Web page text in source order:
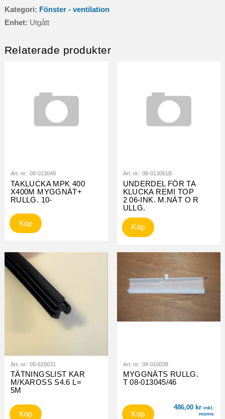
Kategori: Fönster - ventilation
Enhet: Utgått
Relaterade produkter
Art. nr.: 08-013049
TAKLUCKA MPK 400
X400M MYGGNÄT+
RULLG. 10-
Köp
Art. nr.: 08-013061B
UNDERDEL FÖR TA
KLUCKA REMI TOP
2 06-INK. M.NÄT O R
ULLG.
Köp
Art. nr.: 05-620031
TÄTNINGSLIST KAR
M/KAROSS S4.6 L=
5M
Köp
Art. nr.: 08-010038
MYGGNÄTS RULLG.
T 08-013045/46
486,00 kr inkl.
moms
Köp